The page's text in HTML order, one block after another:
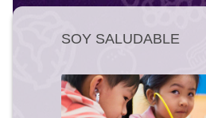
SOY SALUDABLE